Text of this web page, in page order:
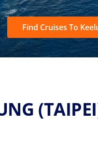
Find Cruises To